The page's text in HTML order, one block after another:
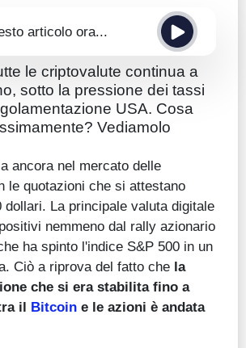
articolo ora...
le criptovalute continua a
sotto la pressione dei tassi
USA. Cosa
Vediamolo
ancora nel mercato delle
le quotazioni che si attestano
dollari. La principale valuta digitale
nemmeno dal rally azionario
ha spinto l'indice S&P 500 in un
Ciò a riprova del fatto che la
che si era stabilita fino a
il Bitcoin e le azioni è andata